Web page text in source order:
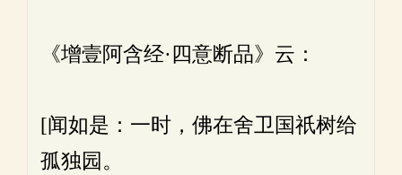
《增壹阿含经·四意断品》云：
[闻如是：一时，佛在舍卫国祇树给
孤独园。